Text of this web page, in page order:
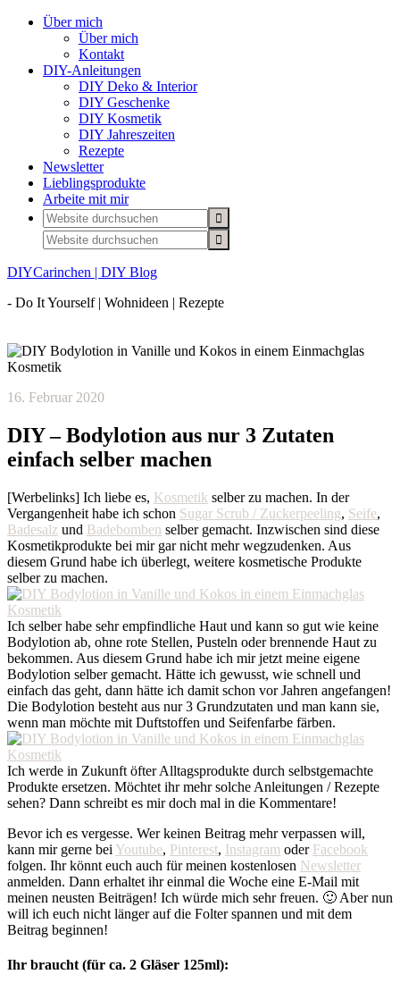
Über mich
Über mich
Kontakt
DIY-Anleitungen
DIY Deko & Interior
DIY Geschenke
DIY Kosmetik
DIY Jahreszeiten
Rezepte
Newsletter
Lieblingsprodukte
Arbeite mit mir
DIYCarinchen | DIY Blog
- Do It Yourself | Wohnideen | Rezepte
16. Februar 2020
DIY – Bodylotion aus nur 3 Zutaten
einfach selber machen
[Werbelinks] Ich liebe es, Kosmetik selber zu machen. In der
Vergangenheit habe ich schon Sugar Scrub / Zuckerpeeling, Seife,
Badesalz und Badebomben selber gemacht. Inzwischen sind diese
Kosmetikprodukte bei mir gar nicht mehr wegzudenken. Aus
diesem Grund habe ich überlegt, weitere kosmetische Produkte
selber zu machen.
Ich selber habe sehr empfindliche Haut und kann so gut wie keine
Bodylotion ab, ohne rote Stellen, Pusteln oder brennende Haut zu
bekommen. Aus diesem Grund habe ich mir jetzt meine eigene
Bodylotion selber gemacht. Hätte ich gewusst, wie schnell und
einfach das geht, dann hätte ich damit schon vor Jahren angefangen!
Die Bodylotion besteht aus nur 3 Grundzutaten und man kann sie,
wenn man möchte mit Duftstoffen und Seifenfarbe färben.
Ich werde in Zukunft öfter Alltagsprodukte durch selbstgemachte
Produkte ersetzen. Möchtet ihr mehr solche Anleitungen / Rezepte
sehen? Dann schreibt es mir doch mal in die Kommentare!
Bevor ich es vergesse. Wer keinen Beitrag mehr verpassen will,
kann mir gerne bei Youtube, Pinterest, Instagram oder Facebook
folgen. Ihr könnt euch auch für meinen kostenlosen Newsletter
anmelden. Dann erhaltet ihr einmal die Woche eine E-Mail mit
meinen neusten Beiträgen! Ich würde mich sehr freuen. 🙂 Aber nun
will ich euch nicht länger auf die Folter spannen und mit dem
Beitrag beginnen!
Ihr braucht (für ca. 2 Gläser 125ml):